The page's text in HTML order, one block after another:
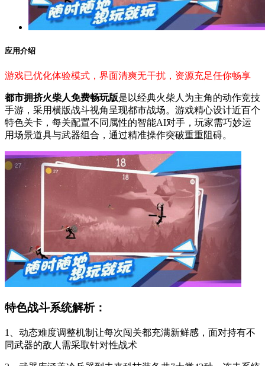
应用介绍
游戏已优化体验模式，界面清爽无干扰，资源充足任你畅享
都市拥挤火柴人免费畅玩版是以经典火柴人为主角的动作竞技
手游，采用横版战斗视角呈现都市战场。游戏精心设计近百个
特色关卡，每关配置不同属性的智能AI对手，玩家需巧妙运
用场景道具与武器组合，通过精准操作突破重重阻碍。
特色战斗系统解析：
1、动态难度调整机制让每次闯关都充满新鲜感，面对持有不
同武器的敌人需采取针对性战术